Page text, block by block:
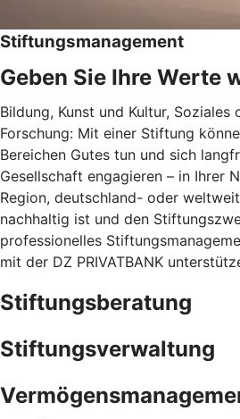
Stiftungsmanagement
Geben Sie Ihre Werte
Bildung, Kunst und Kultur, Soziales
Forschung: Mit einer Stiftung
Bereichen Gutes tun und sich
Gesellschaft engagieren – in Ihrer
Region, deutschland- oder
nachhaltig ist und den
professionelles
mit der DZ PRIVATBANK
Stiftungsberatung
Stiftungsverwaltung